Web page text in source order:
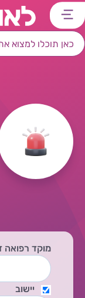
דלג
לתפריט
ראשי
דלג
לרכיב
חיפוש
דלג
לתוכן
מרכזי
דלג
לאזור
קישורים
עמוד הבית
מוקד רפואה
יישוב